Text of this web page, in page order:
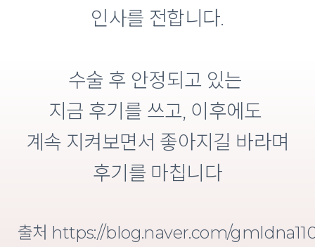
인사를 전합니다.
수술 후 안정되고 있는
지금 후기를 쓰고, 이후에도
계속 지켜보면서 좋아지길 바라며
후기를 마칩니다
출처 https://blog.naver.com/